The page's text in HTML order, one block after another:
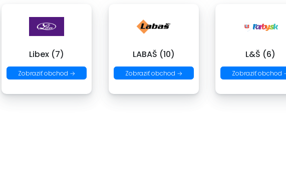
Libex (7)
Zobraziť obchod →
LABAŠ (10)
Zobraziť obchod →
L&Š (6)
Zobraziť obchod